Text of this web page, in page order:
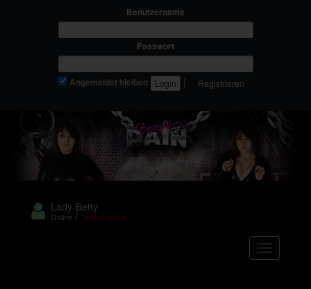
Benutzername
Passwort
Angemeldet bleiben Registrieren
Lady-Betty
Online /Telefon offline